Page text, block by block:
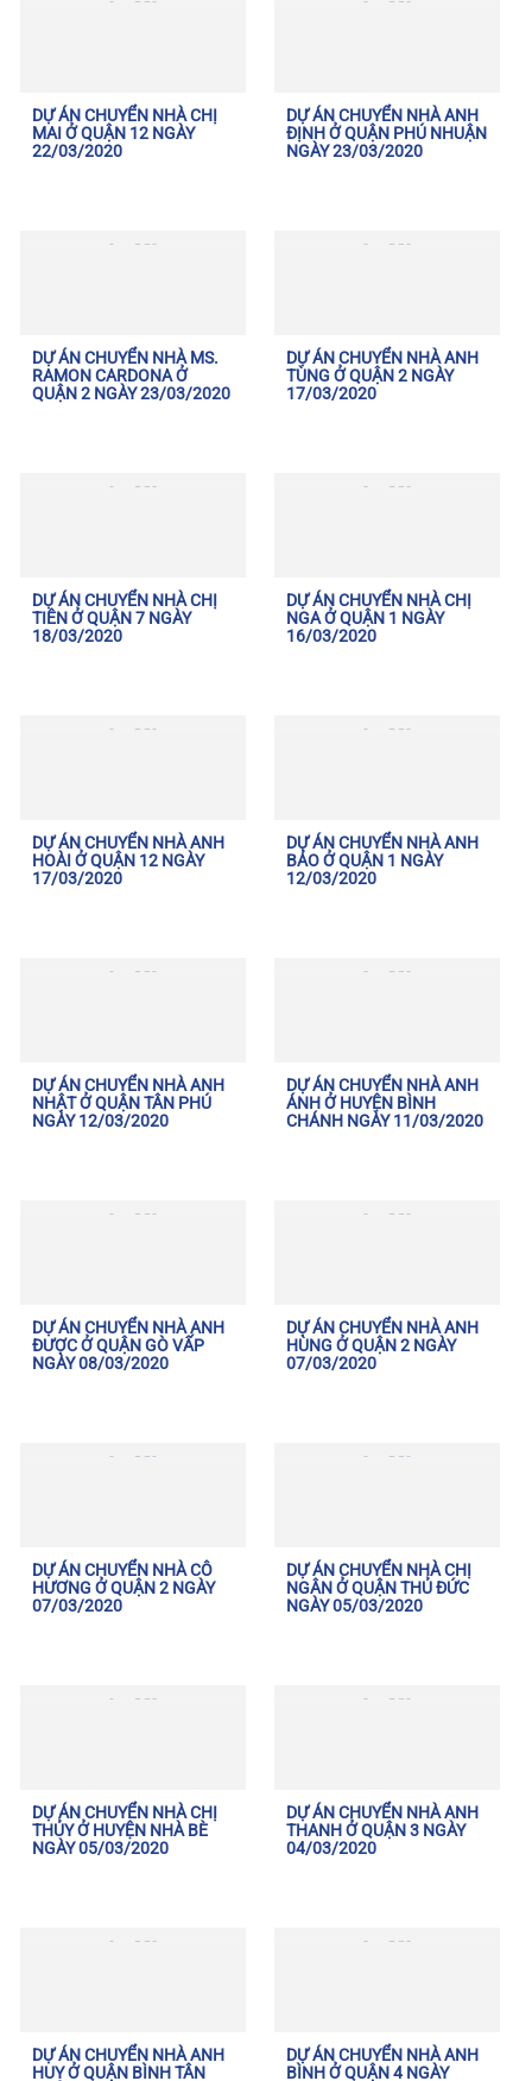
DỰ ÁN CHUYỂN NHÀ CHỊ
MAI Ở QUẬN 12 NGÀY
22/03/2020
DỰ ÁN CHUYỂN NHÀ ANH
ĐỊNH Ở QUẬN PHÚ NHUẬN
NGÀY 23/03/2020
DỰ ÁN CHUYỂN NHÀ MS.
RAMON CARDONA Ở
QUẬN 2 NGÀY 23/03/2020
DỰ ÁN CHUYỂN NHÀ ANH
TÙNG Ở QUẬN 2 NGÀY
17/03/2020
DỰ ÁN CHUYỂN NHÀ CHỊ
TIÊN Ở QUẬN 7 NGÀY
18/03/2020
DỰ ÁN CHUYỂN NHÀ CHỊ
NGA Ở QUẬN 1 NGÀY
16/03/2020
DỰ ÁN CHUYỂN NHÀ ANH
HOÀI Ở QUẬN 12 NGÀY
17/03/2020
DỰ ÁN CHUYỂN NHÀ ANH
BẢO Ở QUẬN 1 NGÀY
12/03/2020
DỰ ÁN CHUYỂN NHÀ ANH
NHẬT Ở QUẬN TÂN PHÚ
NGÀY 12/03/2020
DỰ ÁN CHUYỂN NHÀ ANH
ÁNH Ở HUYỆN BÌNH
CHÁNH NGÀY 11/03/2020
DỰ ÁN CHUYỂN NHÀ ANH
ĐƯỢC Ở QUẬN GÒ VẤP
NGÀY 08/03/2020
DỰ ÁN CHUYỂN NHÀ ANH
HÙNG Ở QUẬN 2 NGÀY
07/03/2020
DỰ ÁN CHUYỂN NHÀ CÔ
HƯƠNG Ở QUẬN 2 NGÀY
07/03/2020
DỰ ÁN CHUYỂN NHÀ CHỊ
NGÂN Ở QUẬN THỦ ĐỨC
NGÀY 05/03/2020
DỰ ÁN CHUYỂN NHÀ CHỊ
THỦY Ở HUYỆN NHÀ BÈ
NGÀY 05/03/2020
DỰ ÁN CHUYỂN NHÀ ANH
THANH Ở QUẬN 3 NGÀY
04/03/2020
DỰ ÁN CHUYỂN NHÀ ANH
HUY Ở QUẬN BÌNH TÂN
DỰ ÁN CHUYỂN NHÀ ANH
BÌNH Ở QUẬN 4 NGÀY